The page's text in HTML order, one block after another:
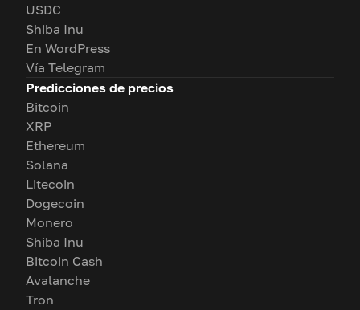
USDC
Shiba Inu
En WordPress
Vía Telegram
Predicciones de precios
Bitcoin
XRP
Ethereum
Solana
Litecoin
Dogecoin
Monero
Shiba Inu
Bitcoin Cash
Avalanche
Tron